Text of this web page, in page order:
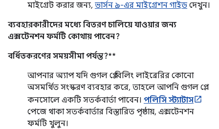
মাইগ্রেট করার জন্য, ভার্সন ৯-এর মাইগ্রেশন গাইড দেখুন।
ব্যবহারকারীদের মধ্যে বিতরণ চালিয়ে যাওয়ার জন্য
এক্সটেনশন ফর্মটি কোথায় পাবেন?
বর্ধিতকরণের সময়সীমা পর্যন্ত?**
আপনার অ্যাপ যদি গুগল প্লে বিলিং লাইব্রেরির কোনো
অসমর্থিত সংস্করণ ব্যবহার করে, তাহলে আপনি গুগল প্লে
কনসোলে একটি সতর্কবার্তা পাবেন। পলিসি স্ট্যাটাস
পেজে থাকা সতর্কবার্তার বিস্তারিত পৃষ্ঠায়, এক্সটেনশন
ফর্মটি খুলুন।